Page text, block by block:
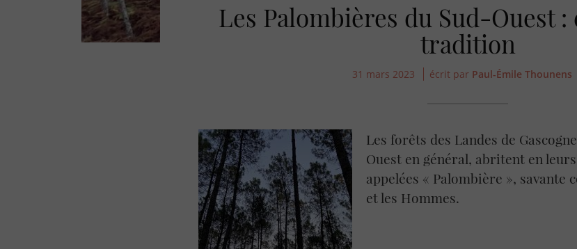
Les Palombières du Sud-Ouest
tradition
31 mars 2023 écrit par Paul-Émile Thounens
Les forêts des Landes de
Ouest en général, abritent en
appelées « Palombière »,
et les Hommes.